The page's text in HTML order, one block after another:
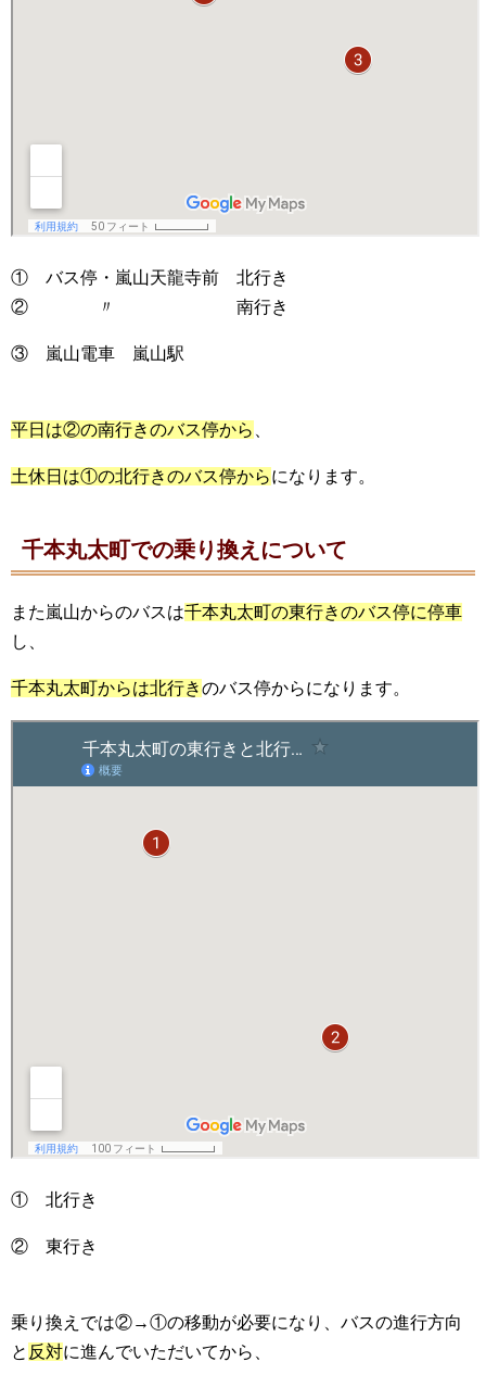
① バス停・嵐山天龍寺前 北行き
② 〃 南行き
③ 嵐山電車 嵐山駅
平日は②の南行きのバス停から
土休日は①の北行きのバス停からになります。
千本丸太町での乗り換えについて
また嵐山からのバスは千本丸太町の東行きのバス停に停車
し、
千本丸太町からは北行きのバス停からになります。
① 北行き
② 東行き
乗り換えでは②→①の移動が必要になり、バスの進行方向
と 反対に進んでいただいてから、